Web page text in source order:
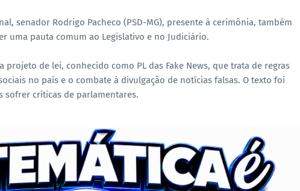
senador Rodrigo Pacheco (PSD-MG), presente à cerimônia, também
uma pauta comum ao Legislativo e no Judiciário.
projeto de lei, conhecido como PL das Fake News, que trata de regras
no país e o combate à divulgação de notícias falsas. O texto foi
sofrer críticas de parlamentares.